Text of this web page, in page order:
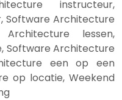
instructeur,
Software Architecture
lessen,
Software Architecture
een op een
op locatie, Weekend